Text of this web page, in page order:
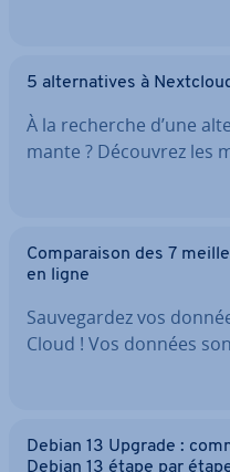
5 al­ter­na­tives à
À la recherche d’une
mante ? Découvrez les
Com­pa­rai­son des 7
en ligne
Sau­ve­gar­dez vos
Cloud ! Vos données
Debian 13 Upgrade :
Debian 13 étape par